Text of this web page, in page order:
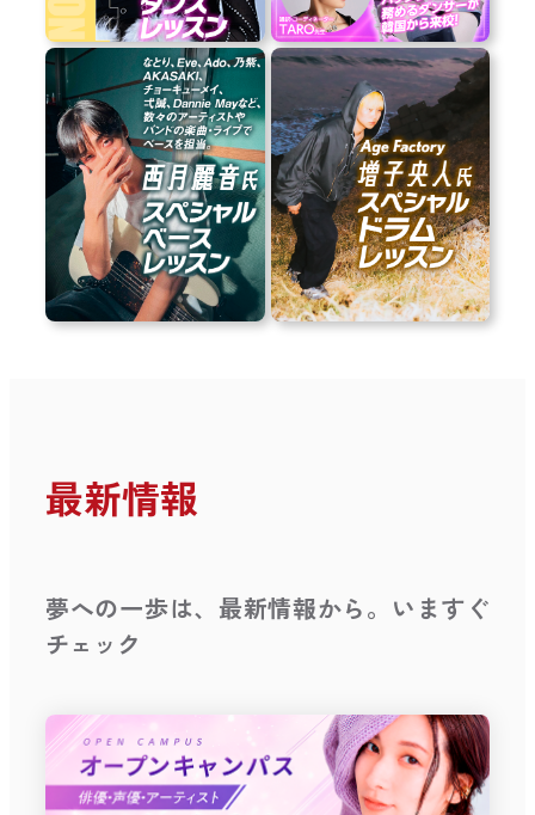
最新情報
夢への一歩は、最新情報から。いますぐ
チェック